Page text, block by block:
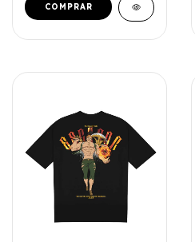
COMPRAR